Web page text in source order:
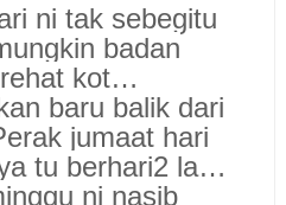
ni tak sebegitu
badan
kot…
baru balik dari
jumaat hari
tu berhari2 la…
ni nasib